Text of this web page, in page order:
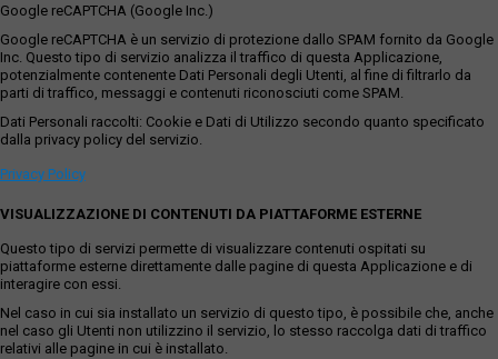
Google reCAPTCHA (Google Inc.)
Google reCAPTCHA è un servizio di protezione dallo SPAM fornito da Google
Inc. Questo tipo di servizio analizza il traffico di questa Applicazione,
potenzialmente contenente Dati Personali degli Utenti, al fine di filtrarlo da
parti di traffico, messaggi e contenuti riconosciuti come SPAM.
Dati Personali raccolti: Cookie e Dati di Utilizzo secondo quanto specificato
dalla privacy policy del servizio.
Privacy Policy
VISUALIZZAZIONE DI CONTENUTI DA PIATTAFORME ESTERNE
Questo tipo di servizi permette di visualizzare contenuti ospitati su
piattaforme esterne direttamente dalle pagine di questa Applicazione e di
interagire con essi.
Nel caso in cui sia installato un servizio di questo tipo, è possibile che, anche
nel caso gli Utenti non utilizzino il servizio, lo stesso raccolga dati di traffico
relativi alle pagine in cui è installato.